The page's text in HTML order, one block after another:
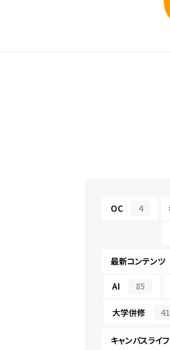
OC 4
最新コンテンツ
AI 85
大学併修 41
キャンパスライフ